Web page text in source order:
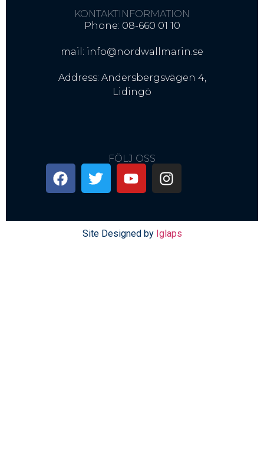
KONTAKTINFORMATION
Phone: 08-660 01 10
mail: info@nordwallmarin.se
Address: Andersbergsvägen 4,
Lidingö
FÖLJ OSS
Site Designed by Iglaps